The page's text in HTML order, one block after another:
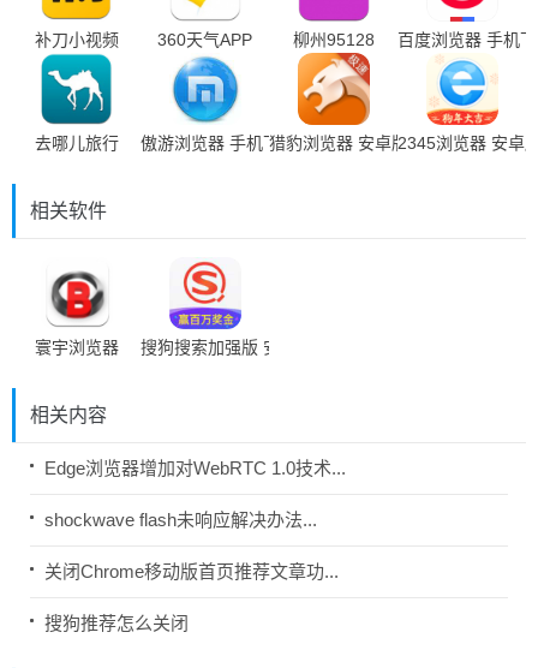
补刀小视频 360天气APP 柳州95128 百度浏览器 手机
去哪儿旅行 傲游浏览器 手机下载猎豹浏览器 安卓版2345浏览器 安卓
相关软件
寰宇浏览器 搜狗搜索加强版 安卓版
相关内容
Edge浏览器增加对WebRTC 1.0技术...
shockwave flash未响应解决办法...
关闭Chrome移动版首页推荐文章功...
搜狗推荐怎么关闭